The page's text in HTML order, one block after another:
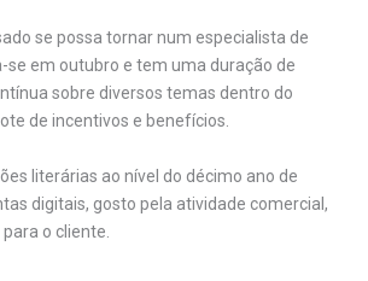
se possa tornar num especialista de
se em outubro e tem uma duração de
sobre diversos temas dentro do
de incentivos e benefícios.
literárias ao nível do décimo ano de
digitais, gosto pela atividade comercial,
o cliente.